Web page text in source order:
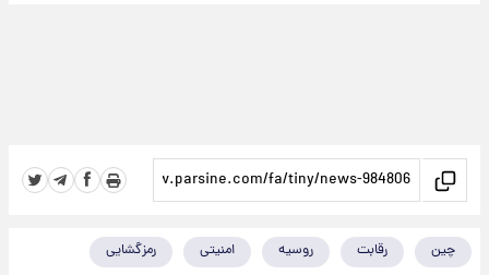
چین رقابت روسیه امنیتی رمزگشایی